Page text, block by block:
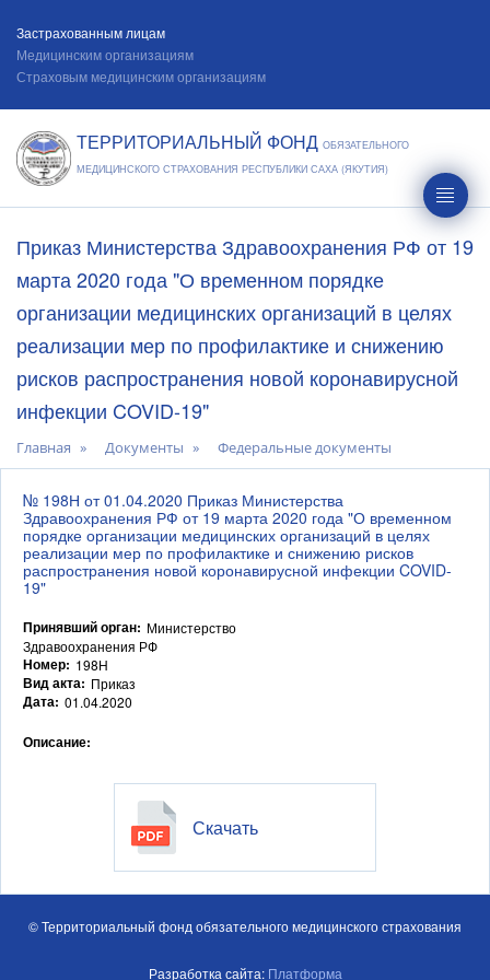
Застрахованным лицам
Медицинским организациям
Страховым медицинским организациям
ТЕРРИТОРИАЛЬНЫЙ ФОНД ОБЯЗАТЕЛЬНОГО
МЕДИЦИНСКОГО СТРАХОВАНИЯ РЕСПУБЛИКИ САХА (ЯКУТИЯ)
Приказ Министерства Здравоохранения РФ от 19
марта 2020 года "О временном порядке
организации медицинских организаций в целях
реализации мер по профилактике и снижению
рисков распространения новой коронавирусной
инфекции COVID-19"
Главная Документы Федеральные документы
№ 198Н от 01.04.2020 Приказ Министерства
Здравоохранения РФ от 19 марта 2020 года "О временном
порядке организации медицинских организаций в целях
реализации мер по профилактике и снижению рисков
распространения новой коронавирусной инфекции COVID-
19"
Принявший орган: Министерство
Здравоохранения РФ
Номер: 198Н
Вид акта: Приказ
Дата: 01.04.2020
Описание:
Скачать
© Территориальный фонд обязательного медицинского страхования
Разработка сайта: Платформа